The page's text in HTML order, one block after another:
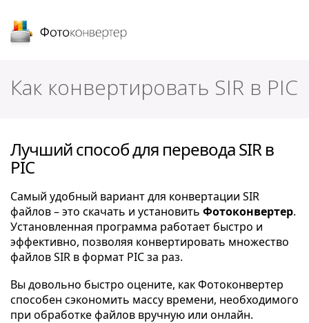
Как конвертировать SIR в PIC
Лучший способ для перевода SIR в
PIC
Самый удобный вариант для конвертации SIR
файлов – это скачать и установить Фотоконвертер.
Установленная программа работает быстро и
эффективно, позволяя конвертировать множество
файлов SIR в формат PIC за раз.
Вы довольно быстро оцените, как Фотоконвертер
способен сэкономить массу времени, необходимого
при обработке файлов вручную или онлайн.